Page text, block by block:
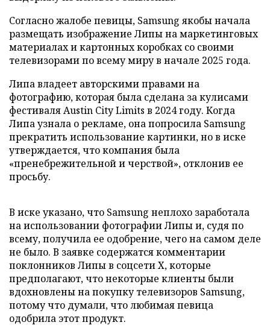
Согласно жалобе певицы, Samsung якобы начала
размещать изображение Липы на маркетинговых
материалах и картонных коробках со своими
телевизорами по всему миру в начале 2025 года.
Липа владеет авторскими правами на
фотографию, которая была сделана за кулисами
фестиваля Austin City Limits в 2024 году. Когда
Липа узнала о рекламе, она попросила Samsung
прекратить использование картинки, но в иске
утверждается, что компания была
«пренебрежительной и черствой», отклонив ее
просьбу.
В иске указано, что Samsung неплохо заработала
на использовании фотографии Липы и, судя по
всему, получила ее одобрение, чего на самом деле
не было. В заявке содержатся комментарии
поклонников Липы в соцсети X, которые
предполагают, что некоторые клиенты были
вдохновлены на покупку телевизоров Samsung,
потому что думали, что любимая певица
одобрила этот продукт.